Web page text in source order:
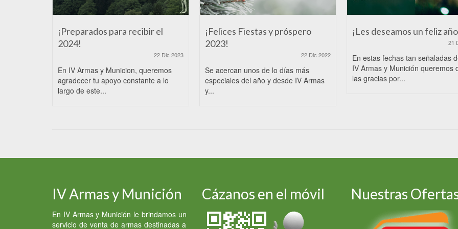
¡Preparados para recibir el
2024!
22 Dic 2023
En IV Armas y Municion, queremos
agradecer tu apoyo constante a lo
largo de este...
¡Felices Fiestas y próspero
2023!
22 Dic 2022
Se acercan unos de lo días más
especiales del año y desde IV Armas
y...
¡Les deseamos un feliz
21
En estas fechas tan señaladas
IV Armas y Munición queremos
las gracias por...
IV Armas y Munición
En IV Armas y Munición le brindamos un
servicio de venta de armas destinadas a
Cázanos en el móvil Nuestras